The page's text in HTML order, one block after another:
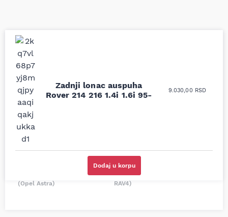
Zadnji lonac auspuha
Rover 214 216 1.4i 1.6i 95-
9.030,00 RSD
Dodaj u korpu
Uporedila sam sve
moguće online
prodavnice auto delova
i definitivno najbolje
cene su ovde. Kupila
sam više puta auto
delove iz MD Auto. Uvek
dobra preporuka za
proizvođača i
odgovarajuću opremu.
Svetlana Večerinović, Beograd
(Opel Astra)
Nisam bio siguran koji je
tačan naziv i tip
odgovarajućeg
proizvođača.
Stefan Savić, Beograd (Toyota
RAV4)